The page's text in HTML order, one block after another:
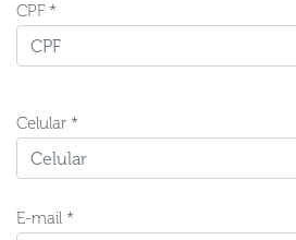
CPF *
Celular *
E-mail *